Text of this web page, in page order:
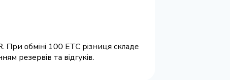
обміні 100 ETC різниця складе
резервів та відгуків.